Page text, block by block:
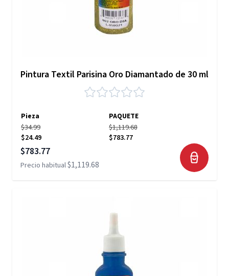
Pintura Textil Parisina Oro Diamantado de 30 ml
Pieza
PAQUETE
$34.99
$24.49
$1,119.68
$783.77
Precio especial
$783.77
Precio habitual$1,119.68